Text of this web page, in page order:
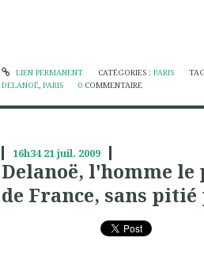
LIEN PERMANENT CATÉGORIES : PARIS
DELANOË, PARIS 0 COMMENTAIRE
16h34 21juil. 2009
Delanoë, l'homme
de France, sans